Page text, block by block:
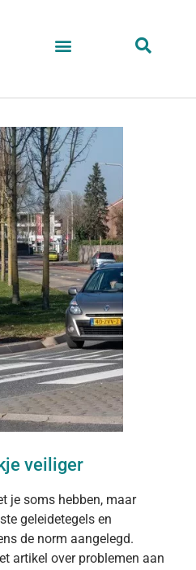
veiliger
je soms hebben, maar
geleidetegels en
de norm aangelegd.
artikel over problemen aan